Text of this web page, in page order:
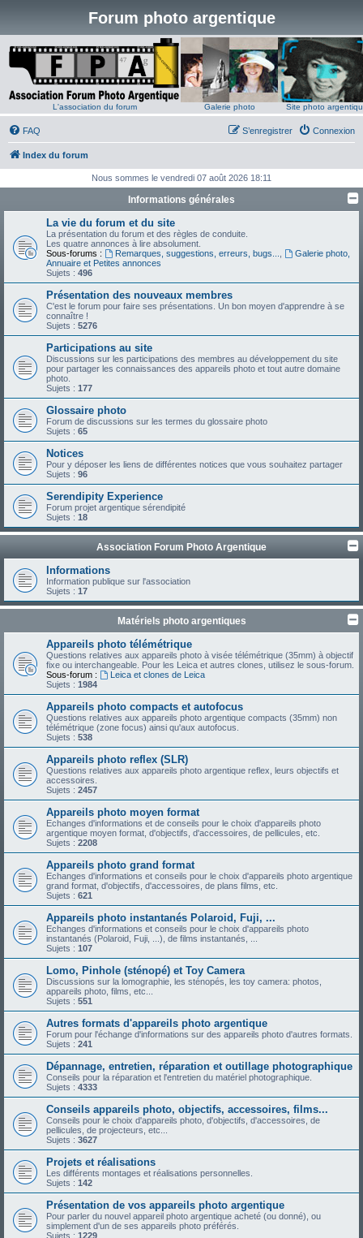
Forum photo argentique
L'association du forum Galerie photo Site photo
FAQ Connexion
S’enregistrer
Index du forum
Nous sommes le vendredi 07 août 2026 18:11
Informations générales
La vie du forum et du site
La présentation du forum et des règles de conduite.
Les quatre annonces à lire absolument.
Sous-forums :
Remarques, suggestions, erreurs, bugs...
Galerie photo,
Annuaire et Petites annonces
Sujets : 496
Présentation des nouveaux membres
C'est le forum pour faire ses présentations. Un bon moyen d'apprendre à se
connaître !
Sujets : 5276
Participations au site
Discussions sur les participations des membres au développement du site
pour partager les connaissances des appareils photo et tout autre domaine
photo.
Sujets : 177
Glossaire photo
Forum de discussions sur les termes du glossaire photo
Sujets : 65
Notices
Pour y déposer les liens de différentes notices que vous souhaitez partager
Sujets : 96
Serendipity Experience
Forum projet argentique sérendipité
Sujets : 18
Association Forum Photo Argentique
Informations
Information publique sur l'association
Sujets : 17
Matériels photo argentiques
Appareils photo télémétrique
Questions relatives aux appareils photo à visée télémétrique (35mm) à objectif
fixe ou interchangeable. Pour les Leica et autres clones, utilisez le sous-forum.
Sous-forum :
Leica et clones de Leica
Sujets : 1984
Appareils photo compacts et autofocus
Questions relatives aux appareils photo argentique compacts (35mm) non
télémétrique (zone focus) ainsi qu'aux autofocus.
Sujets : 538
Appareils photo reflex (SLR)
Questions relatives aux appareils photo argentique reflex, leurs objectifs et
accessoires.
Sujets : 2457
Appareils photo moyen format
Echanges d'informations et de conseils pour le choix d'appareils photo
argentique moyen format, d'objectifs, d'accessoires, de pellicules, etc.
Sujets : 2208
Appareils photo grand format
Echanges d'informations et conseils pour le choix d'appareils photo argentique
grand format, d'objectifs, d'accessoires, de plans films, etc.
Sujets : 621
Appareils photo instantanés Polaroid, Fuji, ...
Echanges d'informations et conseils pour le choix d'appareils photo
instantanés (Polaroid, Fuji, ...), de films instantanés, ...
Sujets : 107
Lomo, Pinhole (sténopé) et Toy Camera
Discussions sur la lomographie, les sténopés, les toy camera: photos,
appareils photo, films, etc...
Sujets : 551
Autres formats d'appareils photo argentique
Forum pour l'échange d'informations sur des appareils photo d'autres formats.
Sujets : 241
Dépannage, entretien, réparation et outillage photographique
Conseils pour la réparation et l'entretien du matériel photographique.
Sujets : 4333
Conseils appareils photo, objectifs, accessoires, films...
Conseils pour le choix d'appareils photo, d'objectifs, d'accessoires, de
pellicules, de projecteurs, etc...
Sujets : 3627
Projets et réalisations
Les différents montages et réalisations personnelles.
Sujets : 142
Présentation de vos appareils photo argentique
Pour parler du nouvel appareil photo argentique acheté (ou donné), ou
simplement d'un de ses appareils photo préférés.
Sujets : 1229